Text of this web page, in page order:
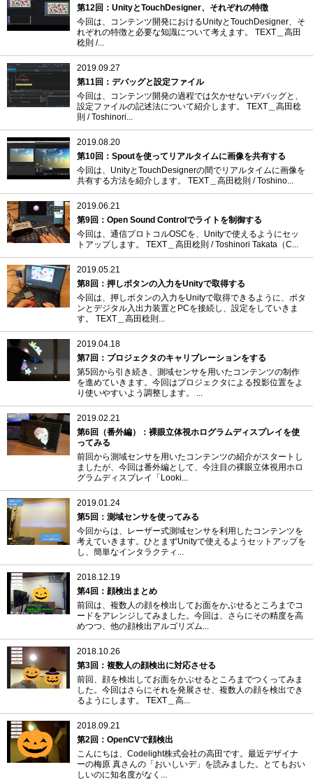
第12回：UnityとTouchDesigner、それぞれの特徴
今回は、コンテンツ開発におけるUnityとTouchDesigner、そ
れぞれの特徴と必要な知識について考えます。 TEXT＿高田
稔則 /...
2019.09.27
第11回：デバッグと設定ファイル
今回は、コンテンツ開発の過程では欠かせないデバッグと、
設定ファイルの記述法について紹介します。 TEXT＿高田稔
則 / Toshinori...
2019.08.20
第10回：Spoutを使ってリアルタイムに画像を共有する
今回は、UnityとTouchDesignerの間でリアルタイムに画像を
共有する方法を紹介します。 TEXT＿高田稔則 / Toshino...
2019.06.21
第9回：Open Sound Controlでライトを制御する
今回は、通信プロトコルOSCを、Unityで使えるようにセッ
トアップします。 TEXT＿高田稔則 / Toshinori Takata（C...
2019.05.21
第8回：押しボタンの入力をUnityで取得する
今回は、押しボタンの入力をUnityで取得できるように、ボタ
ンとデジタル入出力装置とPCを接続し、設定をしていきま
す。 TEXT＿高田稔則...
2019.04.18
第7回：プロジェクタのキャリブレーションをする
第5回から引き続き、測域センサを用いたコンテンツの制作
を進めていきます。今回はプロジェクタによる投影位置をよ
り使いやすいよう調整します。 ...
2019.02.21
第6回（番外編）：裸眼立体視ホログラムディスプレイを使
ってみる
前回から測域センサを用いたコンテンツの紹介がスタートし
ましたが、今回は番外編として、今注目の裸眼立体視用ホロ
グラムディスプレイ「Looki...
2019.01.24
第5回：測域センサを使ってみる
今回からは、レーザー式測域センサを利用したコンテンツを
考えていきます。ひとまずUnityで使えるようセットアップを
し、簡単なインタラクティ...
2018.12.19
第4回：顔検出まとめ
前回は、複数人の顔を検出してお面をかぶせるところまでコ
ードをアレンジしてみました。今回は、さらにその精度を高
めつつ、他の顔検出アルゴリズム...
2018.10.26
第3回：複数人の顔検出に対応させる
前回、顔を検出してお面をかぶせるところまでつくってみま
した。今回はさらにそれを発展させ、複数人の顔を検出でき
るようにします。 TEXT＿高...
2018.09.21
第2回：OpenCVで顔検出
こんにちは、Codelight株式会社の高田です。最近デザイナ
ーの梅原 真さんの「おいしいデ」を読みました。とてもおい
しいのに知名度がなく...